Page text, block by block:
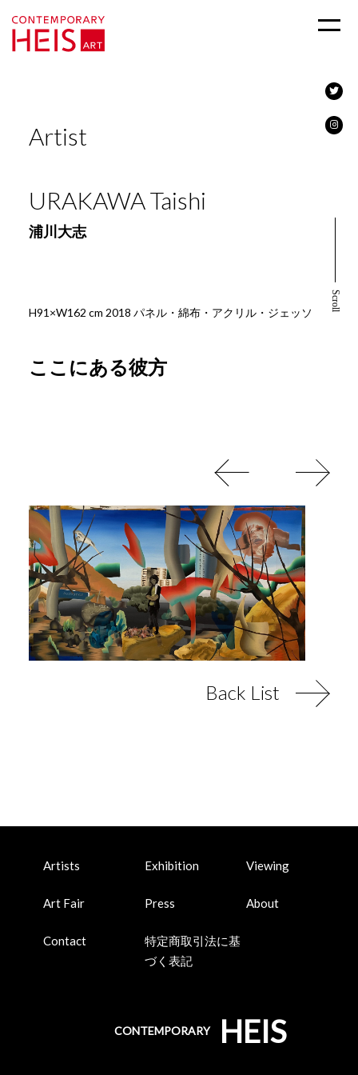
Scroll
Artist
URAKAWA Taishi
浦川大志
H91×W162 cm 2018 パネル・綿布・アクリル・ジェッソ
ここにある彼方
Back List
Artists Exhibition Viewing
Art Fair Press About
Contact
特定商取引法に基
づく表記
CONTEMPORARY HEIS